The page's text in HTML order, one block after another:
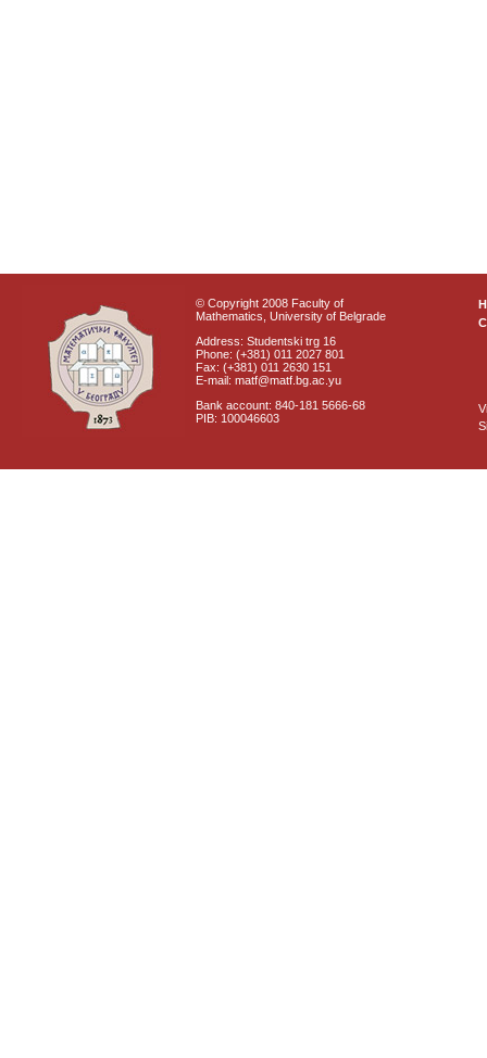
© Copyright 2008 Faculty of
Mathematics, University of Belgrade
Address: Studentski trg 16
Phone: (+381) 011 2027 801
Fax: (+381) 011 2630 151
E-mail: matf@matf.bg.ac.yu
Bank account: 840-181 5666-68
PIB: 100046603